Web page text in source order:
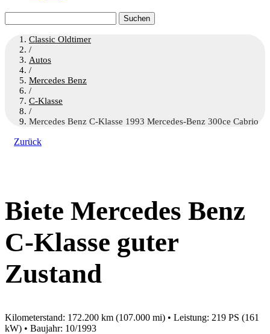
nach:
Classic Oldtimer
/
Autos
/
Mercedes Benz
/
C-Klasse
/
Mercedes Benz C-Klasse 1993 Mercedes-Benz 300ce Cabrio
Zurück
Biete Mercedes Benz
C-Klasse guter
Zustand
Kilometerstand: 172.200 km (107.000 mi) • Leistung: 219 PS (161
kW) • Baujahr: 10/1993